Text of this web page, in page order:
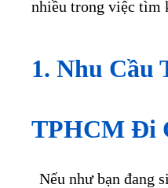
nhiều trong việc tìm
1. Nhu Cầu
TPHCM Đi
Nếu như bạn đang